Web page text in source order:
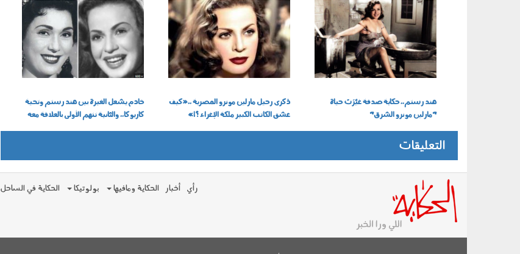
0808_004.png
هند رستم.. حكاية صدفة غيَّرَت حياة
"مارلين مونرو الشرق"
هند رستم
ذكرى رحيل مارلين مونرو المصرية ..«كيف
عشق الكاتب الكبير ملكة الإغراء ؟!»
566.png
خادم يشعل الغيرة بين هند رستم وتحية
كاريوكا.. والثانية تتهم الأولى بالعلاقة معه
التعليقات
رأي أخبار الحكاية ومافيها بولوتيكا الحكاية في الساحل